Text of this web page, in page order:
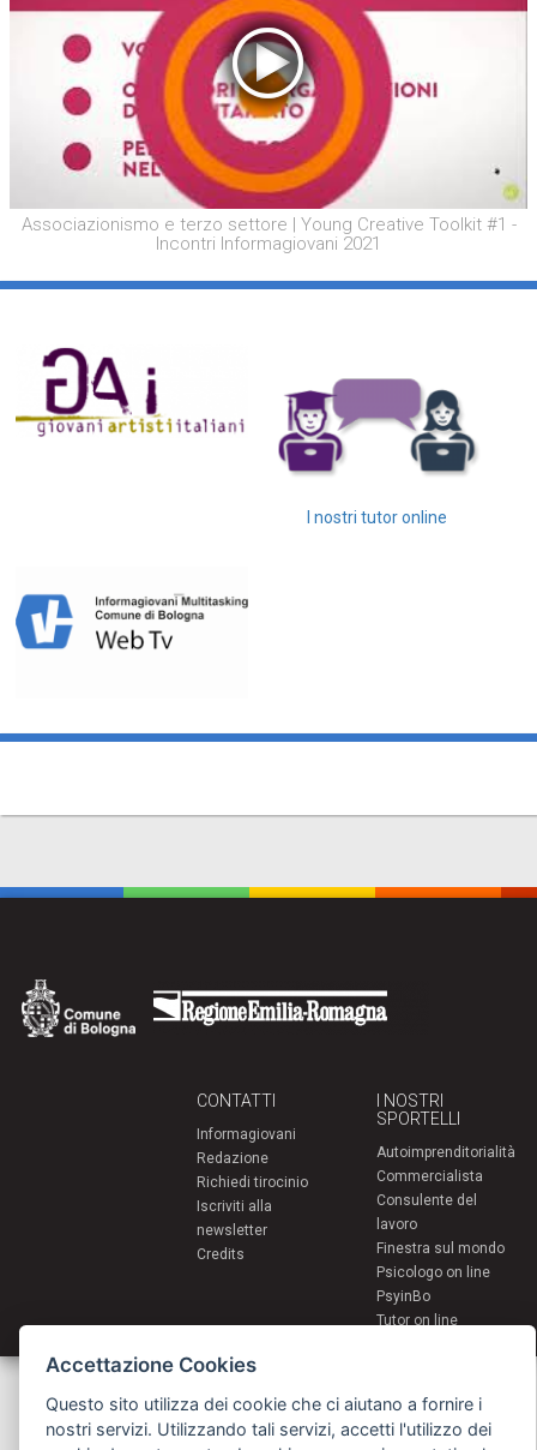
Associazionismo e terzo settore | Young Creative Toolkit #1 -
Incontri Informagiovani 2021
I nostri tutor online
CONTATTI
Informagiovani
Redazione
Richiedi tirocinio
Iscriviti alla
newsletter
Credits
I NOSTRI
SPORTELLI
Autoimprenditorialità
Commercialista
Consulente del
lavoro
Finestra sul mondo
Psicologo on line
PsyinBo
Tutor on line
Comune di Bologna | Piazza Maggiore 6 - 40124 Bologna
giovani@comune.bologna.it
Accettazione Cookies
Questo sito utilizza dei cookie che ci aiutano a fornire i
nostri servizi. Utilizzando tali servizi, accetti l'utilizzo dei